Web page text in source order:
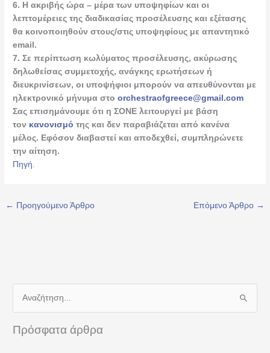
6. Η ακριβής ώρα – μέρα των υποψηφίων και οι
λεπτομέρειες της διαδικασίας προσέλευσης και εξέτασης
θα κοινοποιηθούν στους/στις υποψηφίους με απαντητικό
email.
7. Σε περίπτωση κωλύματος προσέλευσης, ακύρωσης
δηλωθείσας συμμετοχής, ανάγκης ερωτήσεων ή
διευκρινίσεων, οι υποψήφιοι μπορούν να απευθύνονται με
ηλεκτρονικό μήνυμα στοorchestraofgreece@gmail.com
Σας επισημάνουμε ότι η ΣΟΝΕ λειτουργεί με βάση
τον κανονισμό της και δεν παραβιάζεται από κανένα
μέλος. Εφόσον διαβαστεί και αποδεχθεί, συμπληρώνετε
την αίτηση.
Πηγή.
← Προηγούμενο Άρθρο Επόμενο Άρθρο →
αΠρόσφατα άρθρα